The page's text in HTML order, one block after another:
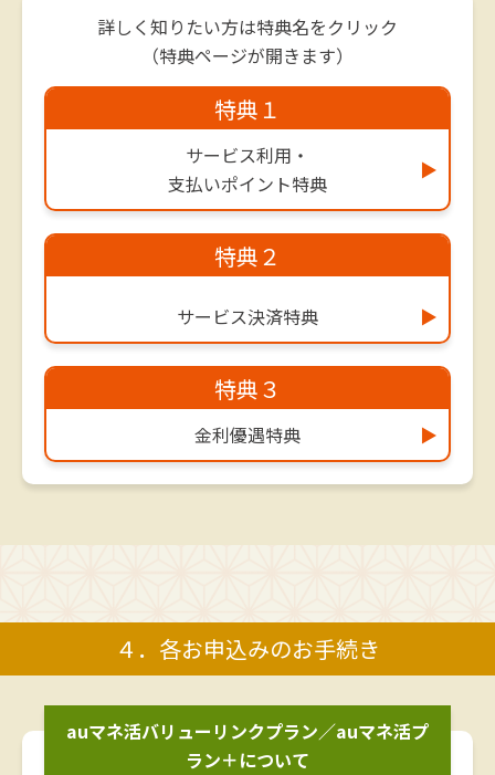
詳しく知りたい方は特典名をクリック
（特典ページが開きます）
特典１
サービス利用・
支払いポイント特典
▶
特典２
サービス決済特典 ▶
特典３
金利優遇特典 ▶
４．各お申込みのお手続き
auマネ活バリューリンクプラン／auマネ活プ
ラン＋について